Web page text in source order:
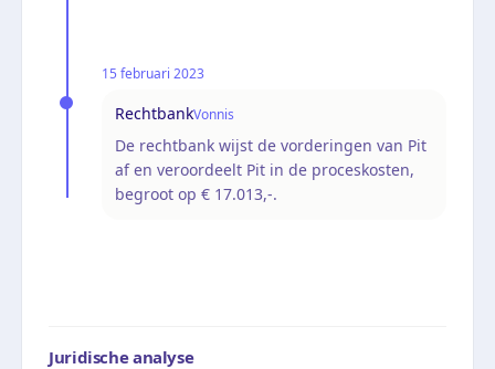
15 februari 2023
RechtbankVonnis
De rechtbank wijst de vorderingen van Pit
af en veroordeelt Pit in de proceskosten,
begroot op € 17.013,-.
Juridische analyse